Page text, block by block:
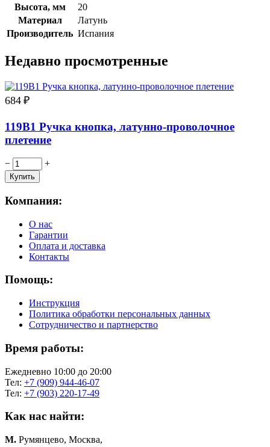
Высота, мм
20
Материал
Латунь
Производитель Испания
Недавно просмотренные
684 ₽
119B1 Ручка кнопка, латунно-проволочное
плетение
− +
Компания:
О нас
Гарантии
Оплата и доставка
Контакты
Помощь:
Инструкция
Политика обработки персональных данных
Сотрудничество и партнерство
Время работы:
Ежедневно 10:00 до 20:00
Тел: +7 (909) 944-46-07
Тел: +7 (903) 220-17-49
Как нас найти:
М. Румянцево, Москва,